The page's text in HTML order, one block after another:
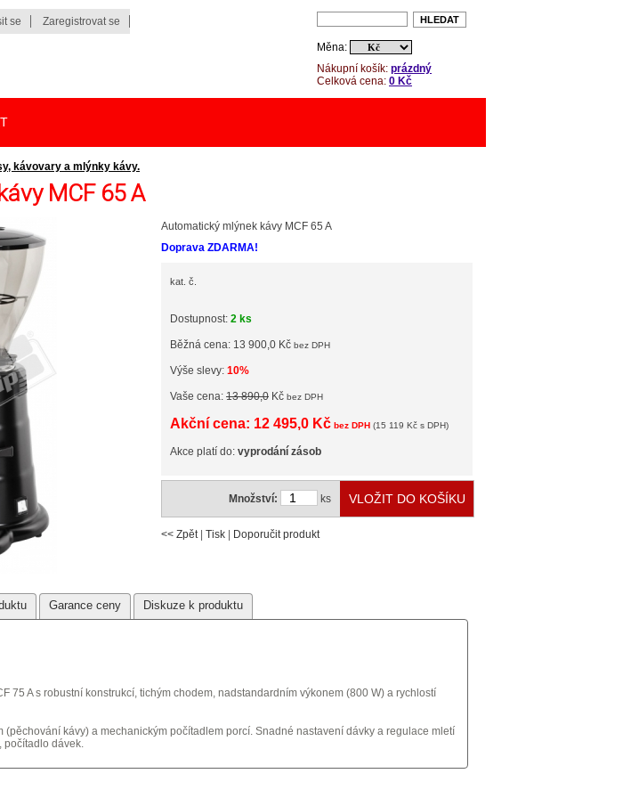
kávovary a mlýnky kávy.
MCF 65 A
Automatický mlýnek kávy MCF 65 A
Doprava ZDARMA!
kat. č.
Dostupnost: 2 ks
Běžná cena: 13 900,0 Kč bez DPH
Výše slevy: 10%
Vaše cena: 13 890,0 Kč bez DPH
Akční cena: 12 495,0 Kč bez DPH (15 119 Kč s DPH)
Akce platí do: vyprodání zásob
Množství: ks
<< Zpět| Tisk Doporučit produkt
Garance ceny Diskuze k produktu
75 A s robustní konstrukcí, tichým chodem, nadstandardním výkonem (800 W) a rychlostí
(pěchování kávy) a mechanickým počítadlem porcí. Snadné nastavení dávky a regulace mletí
počítadlo dávek.
Nákupní košík: prázdný
Celková cena: 0 Kč
Měna:
se Zaregistrovat se